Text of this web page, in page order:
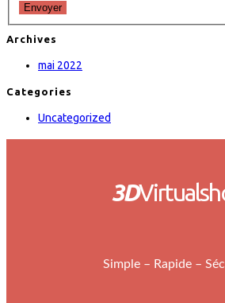
Envoyer
Archives
mai 2022
Categories
Uncategorized
3D
Simple – Rapide –